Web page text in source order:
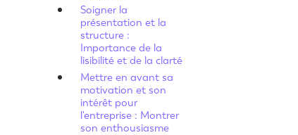
Soigner la
présentation et la
structure :
Importance de la
lisibilité et de la clarté
Mettre en avant sa
motivation et son
intérêt pour
l'entreprise : Montrer
son enthousiasme